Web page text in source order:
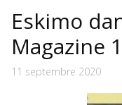
Eskimo
Magazine
11 septembre 2020